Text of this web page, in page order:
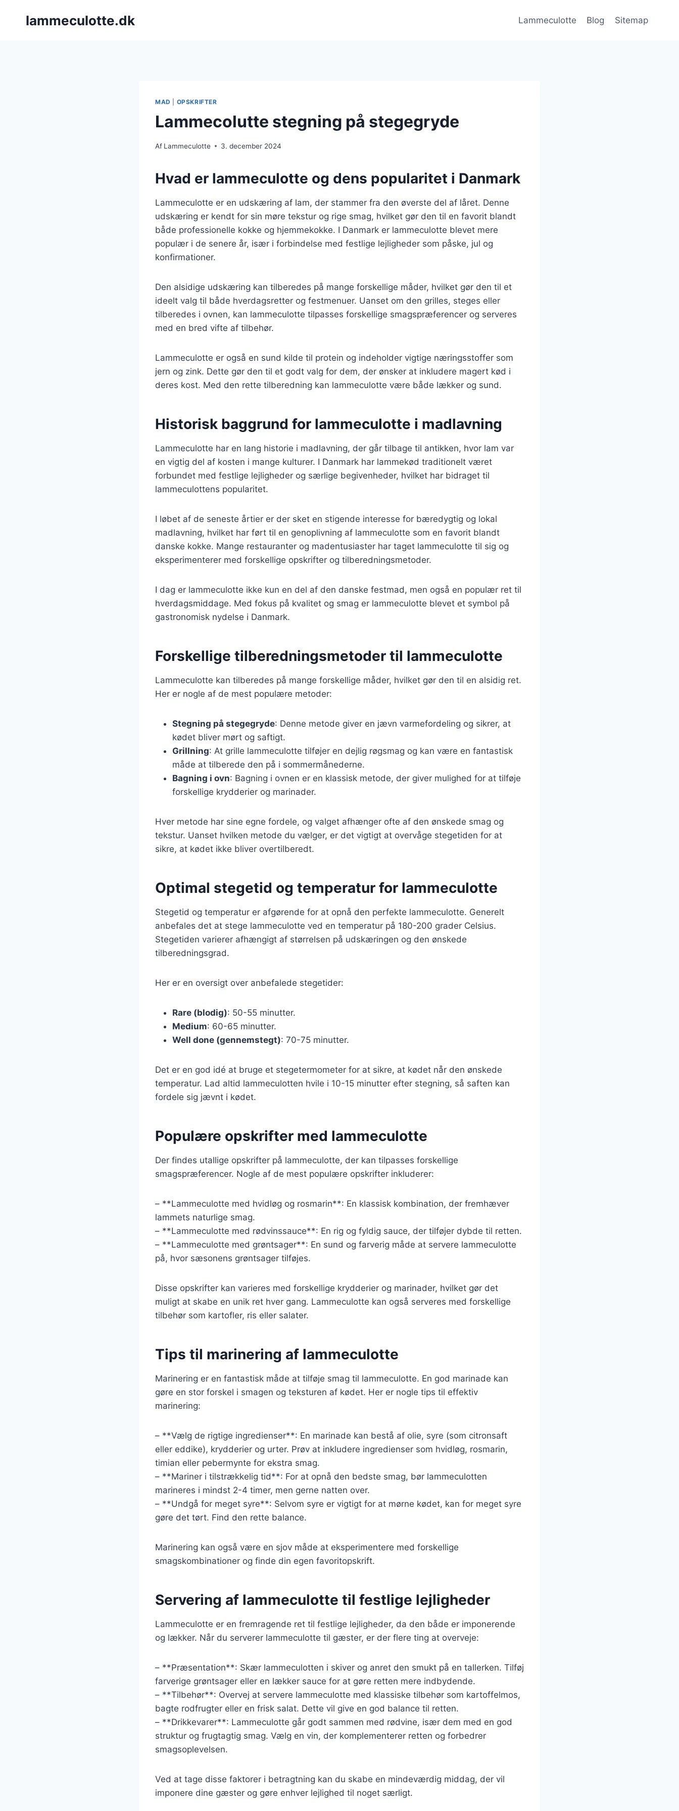
lammeculotte.dk Lammeculotte Blog Sitemap
MAD OPSKRIFTER
Lammecolutte stegning på stegegryde
Af Lammeculotte 3. december 2024
Hvad er lammeculotte og dens popularitet i Danmark
Lammeculotte er en udskæring af lam, der stammer fra den øverste del af låret. Denne
udskæring er kendt for sin møre tekstur og rige smag, hvilket gør den til en favorit blandt
både professionelle kokke og hjemmekokke. I Danmark er lammeculotte blevet mere
populær i de senere år, især i forbindelse med festlige lejligheder som påske, jul og
konfirmationer.
Den alsidige udskæring kan tilberedes på mange forskellige måder, hvilket gør den til et
ideelt valg til både hverdagsretter og festmenuer. Uanset om den grilles, steges eller
tilberedes i ovnen, kan lammeculotte tilpasses forskellige smagspræferencer og serveres
med en bred vifte af tilbehør.
Lammeculotte er også en sund kilde til protein og indeholder vigtige næringsstoffer som
jern og zink. Dette gør den til et godt valg for dem, der ønsker at inkludere magert kød i
deres kost. Med den rette tilberedning kan lammeculotte være både lækker og sund.
Historisk baggrund for lammeculotte i madlavning
Lammeculotte har en lang historie i madlavning, der går tilbage til antikken, hvor lam var
en vigtig del af kosten i mange kulturer. I Danmark har lammekød traditionelt været
forbundet med festlige lejligheder og særlige begivenheder, hvilket har bidraget til
lammeculottens popularitet.
I løbet af de seneste årtier er der sket en stigende interesse for bæredygtig og lokal
madlavning, hvilket har ført til en genoplivning af lammeculotte som en favorit blandt
danske kokke. Mange restauranter og madentusiaster har taget lammeculotte til sig og
eksperimenterer med forskellige opskrifter og tilberedningsmetoder.
I dag er lammeculotte ikke kun en del af den danske festmad, men også en populær ret til
hverdagsmiddage. Med fokus på kvalitet og smag er lammeculotte blevet et symbol på
gastronomisk nydelse i Danmark.
Forskellige tilberedningsmetoder til lammeculotte
Lammeculotte kan tilberedes på mange forskellige måder, hvilket gør den til en alsidig ret.
Her er nogle af de mest populære metoder:
Stegning på stegegryde: Denne metode giver en jævn varmefordeling og sikrer, at
kødet bliver mørt og saftigt.
Grillning: At grille lammeculotte tilføjer en dejlig røgsmag og kan være en fantastisk
måde at tilberede den på i sommermånederne.
Bagning i ovn: Bagning i ovnen er en klassisk metode, der giver mulighed for at tilføje
forskellige krydderier og marinader.
Hver metode har sine egne fordele, og valget afhænger ofte af den ønskede smag og
tekstur. Uanset hvilken metode du vælger, er det vigtigt at overvåge stegetiden for at
sikre, at kødet ikke bliver overtilberedt.
Optimal stegetid og temperatur for lammeculotte
Stegetid og temperatur er afgørende for at opnå den perfekte lammeculotte. Generelt
anbefales det at stege lammeculotte ved en temperatur på 180-200 grader Celsius.
Stegetiden varierer afhængigt af størrelsen på udskæringen og den ønskede
tilberedningsgrad.
Her er en oversigt over anbefalede stegetider:
Rare (blodig): 50-55 minutter.
Medium: 60-65 minutter.
Well done (gennemstegt): 70-75 minutter.
Det er en god idé at bruge et stegetermometer for at sikre, at kødet når den ønskede
temperatur. Lad altid lammeculotten hvile i 10-15 minutter efter stegning, så saften kan
fordele sig jævnt i kødet.
Populære opskrifter med lammeculotte
Der findes utallige opskrifter på lammeculotte, der kan tilpasses forskellige
smagspræferencer. Nogle af de mest populære opskrifter inkluderer:
– **Lammeculotte med hvidløg og rosmarin**: En klassisk kombination, der fremhæver
lammets naturlige smag.
– **Lammeculotte med rødvinssauce**: En rig og fyldig sauce, der tilføjer dybde til retten.
– **Lammeculotte med grøntsager**: En sund og farverig måde at servere lammeculotte
på, hvor sæsonens grøntsager tilføjes.
Disse opskrifter kan varieres med forskellige krydderier og marinader, hvilket gør det
muligt at skabe en unik ret hver gang. Lammeculotte kan også serveres med forskellige
tilbehør som kartofler, ris eller salater.
Tips til marinering af lammeculotte
Marinering er en fantastisk måde at tilføje smag til lammeculotte. En god marinade kan
gøre en stor forskel i smagen og teksturen af kødet. Her er nogle tips til effektiv
marinering:
– **Vælg de rigtige ingredienser**: En marinade kan bestå af olie, syre (som citronsaft
eller eddike), krydderier og urter. Prøv at inkludere ingredienser som hvidløg, rosmarin,
timian eller pebermynte for ekstra smag.
– **Mariner i tilstrækkelig tid**: For at opnå den bedste smag, bør lammeculotten
marineres i mindst 2-4 timer, men gerne natten over.
– **Undgå for meget syre**: Selvom syre er vigtigt for at mørne kødet, kan for meget syre
gøre det tørt. Find den rette balance.
Marinering kan også være en sjov måde at eksperimentere med forskellige
smagskombinationer og finde din egen favoritopskrift.
Servering af lammeculotte til festlige lejligheder
Lammeculotte er en fremragende ret til festlige lejligheder, da den både er imponerende
og lækker. Når du serverer lammeculotte til gæster, er der flere ting at overveje:
– **Præsentation**: Skær lammeculotten i skiver og anret den smukt på en tallerken. Tilføj
farverige grøntsager eller en lækker sauce for at gøre retten mere indbydende.
– **Tilbehør**: Overvej at servere lammeculotte med klassiske tilbehør som kartoffelmos,
bagte rodfrugter eller en frisk salat. Dette vil give en god balance til retten.
– **Drikkevarer**: Lammeculotte går godt sammen med rødvine, især dem med en god
struktur og frugtagtig smag. Vælg en vin, der komplementerer retten og forbedrer
smagsoplevelsen.
Ved at tage disse faktorer i betragtning kan du skabe en mindeværdig middag, der vil
imponere dine gæster og gøre enhver lejlighed til noget særligt.